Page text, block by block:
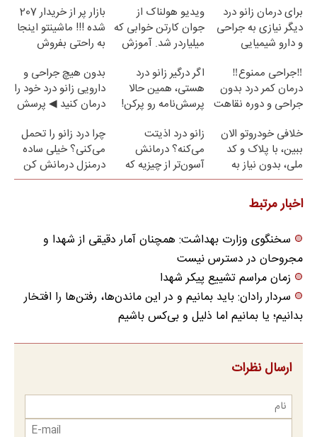
برای درمان زانو درد
دیگر نیازی به جراحی
و دارو شیمیایی
ویدیو هولناک از
جوان کارتن خوابی که
میلیاردر شد. آموزش
بازار پر از خریدار 207
شده !!! ماشینتو اینجا
به راحتی بفروش
‼️جراحی ممنوع‼️
درمان کمر درد بدون
جراحی و دوره نقاهت
اگر درگیر زانو درد
هستی، همین حالا
پرسش‌نامه رو پرکن!
بدون هیچ جراحی و
دارویی زانو درد خود را
درمان کنید ◀ پرسش
خلافی خودروتو الان
ببین، با پلاک و کد
ملی، بدون نیاز به
مراجعه حضوری
زانو درد اذیتت
می‌کنه؟ درمانش
آسون‌تر از چیزیه که
فکر
چرا درد زانو را تحمل
می‌کنی؟ خیلی ساده
درمنزل درمانش کن
اخبار مرتبط
سخنگوی وزارت بهداشت: همچنان آمار دقیقی از شهدا و
مجروحان در دسترس نیست
زمان مراسم تشییع پیکر شهدا
سردار رادان: باید بمانیم و در این ماندن‌ها، رفتن‌ها را افتخار
بدانیم؛ یا بمانیم اما ذلیل و بی‌کس باشیم
ارسال نظرات